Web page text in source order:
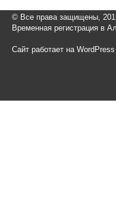
© Все права защищены,
Временная регистрация в
Сайт работает на WordPress